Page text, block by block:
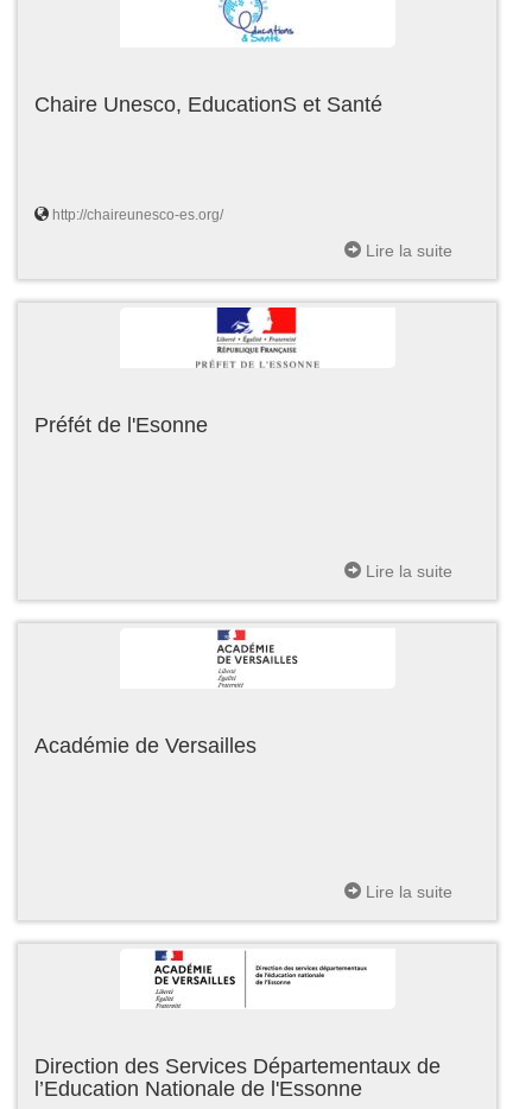
Chaire Unesco, EducationS et Santé
http://chaireunesco-es.org/
Lire la suite
Préfét de l'Esonne
Lire la suite
Académie de Versailles
Lire la suite
Direction des Services Départementaux de
l’Education Nationale de l'Essonne